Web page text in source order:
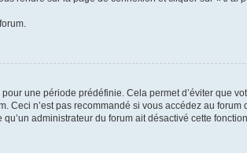
une période prédéfinie. Cela permet d’éviter que
Ceci n’est pas recommandé si vous accédez au
administrateur du forum ait désactivé cette